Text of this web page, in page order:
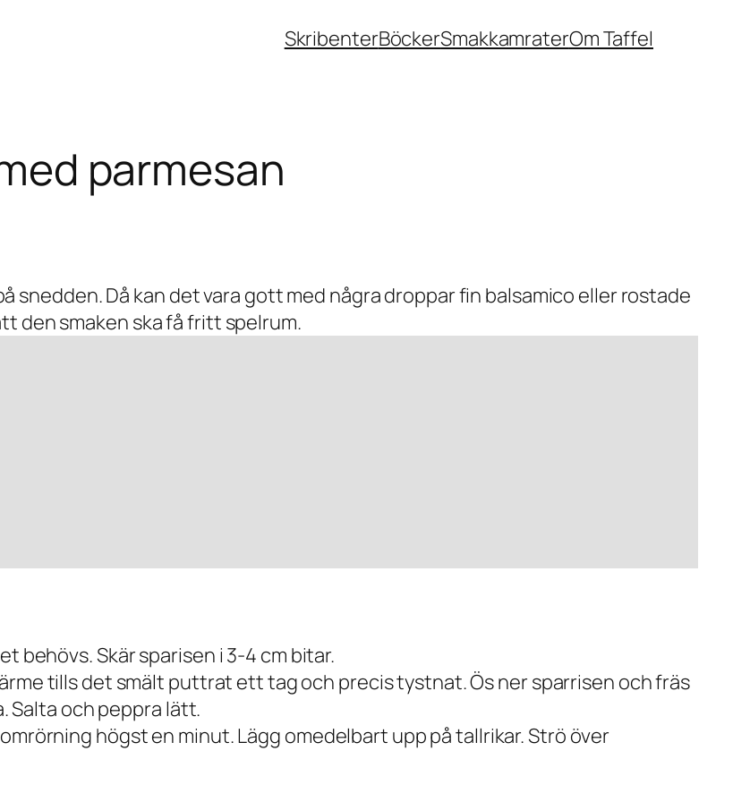
SkribenterBöckerSmakkamraterOm Taffel
parmesan
snedden. Då kan det vara gott med några droppar fin balsamico eller rostade
den smaken ska få fritt spelrum.
behövs. Skär sparisen i 3-4 cm bitar.
tills det smält puttrat ett tag och precis tystnat. Ös ner sparrisen och fräs
Salta och peppra lätt.
högst en minut. Lägg omedelbart upp på tallrikar. Strö över